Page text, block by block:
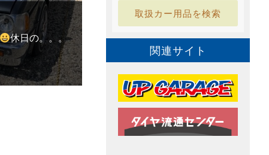
休日の。。。
取扱カー用品を検索
関連サイト